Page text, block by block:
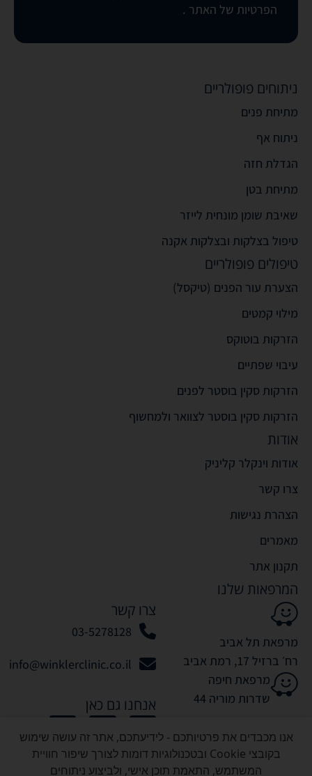
הפרטיות של האתר .
ניתוחים פופולריים
מתיחת פנים
ניתוח אף
הגדלת חזה
מתיחת בטן
שאיבת שומן מונחית לייזר
טיפול בצלקות ובצלקות אקנה
טיפולים פופולריים
הצערת עור הפנים (טיקסל)
מילוי קמטים
הזרקות בוטוקס
עיבוי שפתיים
הזרקות סקין בוסטר לפנים
הזרקות סקין בוסטר לצוואר ולמחשוף
אודות
אודות וינקלר קליניק
צרו קשר
הצהרת נגישות
מאמרים
תקנון אתר
המרפאות שלנו
מרפאת תל אביב
רח׳ ברזיל 17, רמת אביב
מרפאת חיפה
שדרות מוריה 44
צרו קשר
03-5278128
info@winklerclinic.co.il
אנחנו גם כאן
אנו מכבדים את פרטיותכם - לידיעתכם, אתר זה עושה שימוש
בקובצי Cookie ובטכנולוגיות דומות לצורך שיפור חוויית
המשתמש, התאמת תוכן אישי, ולביצוע ניתוחים